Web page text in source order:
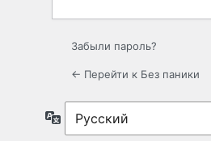
Забыли пароль?
← Перейти к Без паники
Язык